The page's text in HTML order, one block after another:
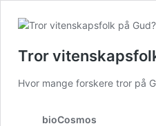
Tror
Hvor mange forskere tror på
bioCosmos